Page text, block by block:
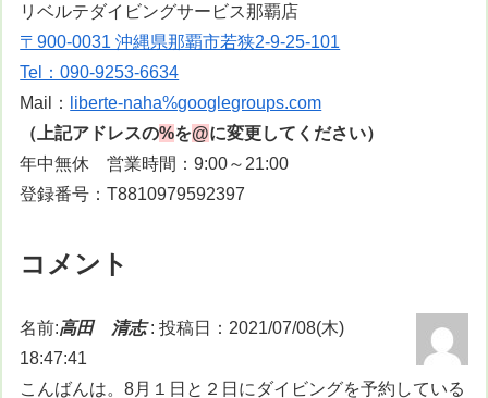
リベルテダイビングサービス那覇店
〒900-0031 沖縄県那覇市若狭2-9-25-101
Tel：090-9253-6634
Mail：
liberte-naha%googlegroups.com
（上記アドレスの%を@に変更してください）
年中無休 営業時間：9:00～21:00
登録番号：T8810979592397
コメント
名前:高田 清志: 投稿日：2021/07/08(木)
18:47:41
こんばんは。8月１日と２日にダイビングを予約している